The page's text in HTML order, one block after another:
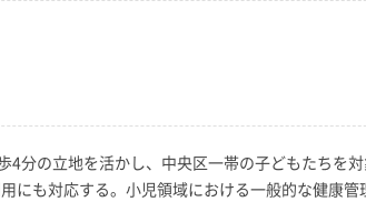
分の立地を活かし、中央区一帯の子どもたちを
にも対応する。小児領域における一般的な健康